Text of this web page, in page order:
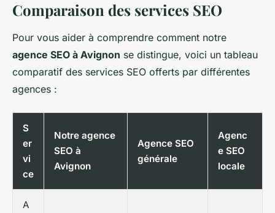
Comparaison des services SEO
Pour vous aider à comprendre comment notre
agence SEO à Avignon se distingue, voici un tableau
comparatif des services SEO offerts par différentes
agences :
S
er
vi
ce
Notre agence
SEO à
Avignon
Agence SEO
générale
Agenc
e SEO
locale
A